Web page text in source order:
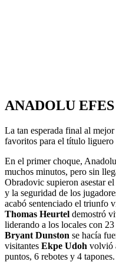
ANADOLU
La tan esperada final al
favoritos para el título liguero
En el primer choque,
muchos minutos, pero sin
Obradovic supieron asestar
y la seguridad de los
acabó sentenciado el triunfo
Thomas Heurtel demostró
liderando a los locales con
Bryant Dunston se hacía
visitantes Ekpe Udoh volvió
puntos, 6 rebotes y 4 tapones.